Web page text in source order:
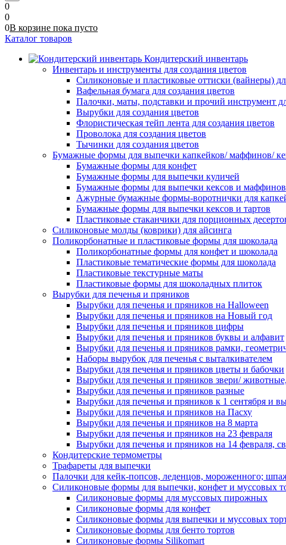
0
0
0В корзине пока пусто
Каталог товаров
Кондитерский инвентарь
Инвентарь и инструменты для создания цветов
Силиконовые и пластиковые оттиски (вайнеры)
Вафельная бумага для создания цветов
Палочки, маты, подставки и прочий инструмент
Вырубки для создания цветов
Флористическая тейп лента для создания цветов
Проволока для создания цветов
Тычинки для создания цветов
Бумажные формы для выпечки капкейков/ маффинов/
Бумажные формы для конфет
Бумажные формы для выпечки куличей
Бумажные формы для выпечки кексов и маффинов
Ажурные бумажные формы-воротнички для
Бумажные формы для выпечки кексов и тартов
Пластиковые стаканчики для порционных
Силиконовые молды (коврики) для айсинга
Поликорбонатные и пластиковые формы для шоколада
Поликорбонатные формы для конфет и шоколада
Пластиковые тематические формы для шоколада
Пластиковые текстурные маты
Пластиковые формы для шоколадных плиток
Вырубки для печенья и пряников
Вырубки для печенья и пряников на Halloween
Вырубки для печенья и пряников на Новый год
Вырубки для печенья и пряников цифры
Вырубки для печенья и пряников буквы и алфавит
Вырубки для печенья и пряников рамки,
Наборы вырубок для печенья с выталкивателем
Вырубки для печенья и пряников цветы и бабочки
Вырубки для печенья и пряников звери/
Вырубки для печенья и пряников разные
Вырубки для печенья и пряников к 1 сентября и
Вырубки для печенья и пряников на Пасху
Вырубки для печенья и пряников на 8 марта
Вырубки для печенья и пряников на 23 февраля
Вырубки для печенья и пряников на 14 февраля,
Кондитерские термометры
Трафареты для выпечки
Палочки для кейк-попсов, леденцов, мороженного;
Силиконовые формы для выпечки, конфет и муссовых
Силиконовые формы для муссовых пирожных
Силиконовые формы для конфет
Силиконовые формы для выпечки и муссовых
Силиконовые формы для бенто тортов
Силиконовые формы Silikomart